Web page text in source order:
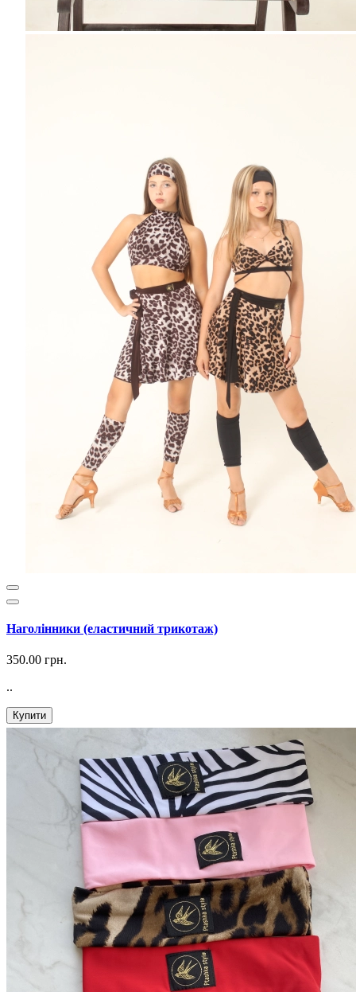
Наголінники (еластичний трикотаж)
350.00 грн.
..
Купити